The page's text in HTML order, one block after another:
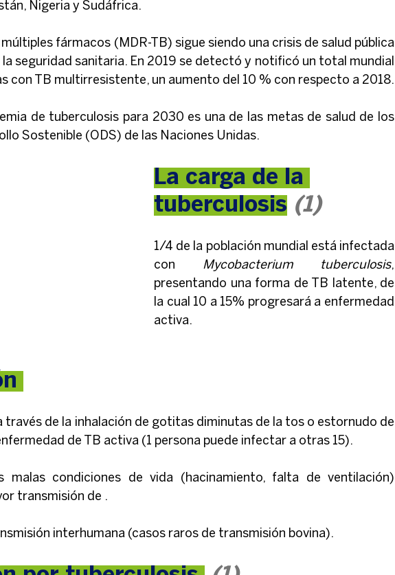
Nigeria y Sudáfrica.
fármacos (MDR-TB) sigue siendo una crisis de salud pública
la seguridad sanitaria. En 2019 se detectó y notificó un total mundial
con TB multirresistente, un aumento del 10 % con respecto a 2018.
de tuberculosis para 2030 es una de las metas de salud de los
Sostenible (ODS) de las Naciones Unidas.
La carga de la
tuberculosis (1)
1/4 de la población mundial está infectada
con Mycobacterium tuberculosis,
presentando una forma de TB latente, de
la cual 10 a 15% progresará a enfermedad
activa.
través de la inhalación de gotitas diminutas de la tos o estornudo de
de TB activa (1 persona puede infectar a otras 15).
malas condiciones de vida (hacinamiento, falta de ventilación)
transmisión de .
interhumana (casos raros de transmisión bovina).